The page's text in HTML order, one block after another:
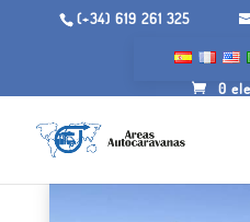
(+34) 619 261 325
0